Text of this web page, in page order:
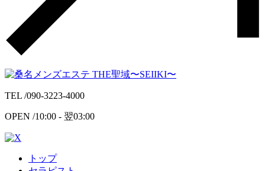
TEL /090-3223-4000
OPEN /10:00 - 翌03:00
トップ